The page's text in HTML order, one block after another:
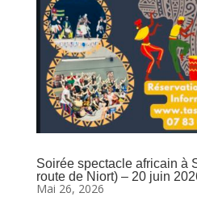
Soirée spectacle africain à
route de Niort) – 20 juin
Mai 26, 2026